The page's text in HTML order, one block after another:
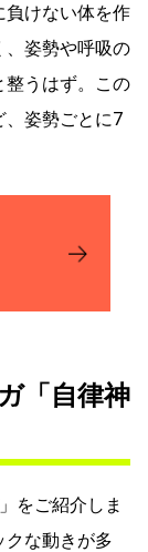
負けない体を作
、姿勢や呼吸の
整うはず。この
、姿勢ごとに7
「自律神
をご紹介しま
クな動きが多